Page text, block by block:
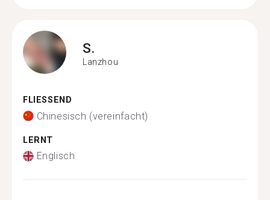
S.
Lanzhou
FLIESSEND
Chinesisch (vereinfacht)
LERNT
Englisch